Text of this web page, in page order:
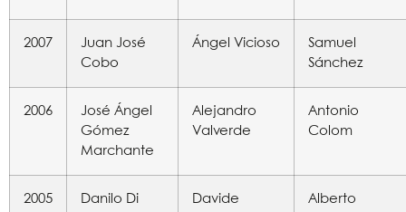
2007
Juan José
Cobo
Ángel Vicioso
Samuel
Sánchez
2006
José Ángel
Gómez
Marchante
Alejandro
Valverde
Antonio
Colom
2005
Danilo Di
Davide
Alberto